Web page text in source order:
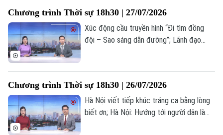
chính trong chương trình hôm nay.
Chương trình Thời sự 18h30 | 27/07/2026
Xúc động cầu truyền hình “Đi tìm đồng
đội – Sao sáng dẫn đường”; Lãnh đạo
anh... là những nội dung chính trong
chương trình hôm nay.
Chương trình Thời sự 18h30 | 26/07/2026
Hà Nội viết tiếp khúc tráng ca bằng lòng
biết ơn; Hà Nội: Hướng tới người dân là